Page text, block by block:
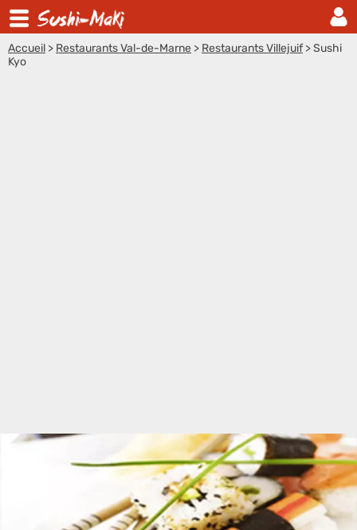
Accueil > Restaurants Val-de-Marne > Restaurants Villejuif>Sushi
Kyo